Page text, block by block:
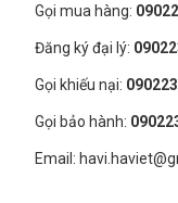
Gọi mua hàng:
Đăng ký đại lý:
Gọi khiếu nại:
Gọi bảo hành:
Email: